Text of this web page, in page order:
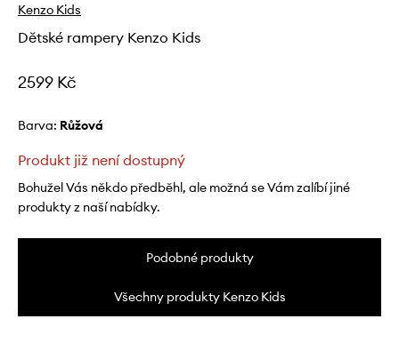
Kenzo Kids
Dětské rampery Kenzo Kids
2599 Kč
Barva: růžová
Produkt již není dostupný
Bohužel Vás někdo předběhl, ale možná se Vám zalíbí jiné
produkty z naší nabídky.
Podobné produkty
Všechny produkty Kenzo Kids